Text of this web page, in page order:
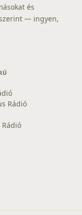
és
— ingyen,
Rádió
Rádió